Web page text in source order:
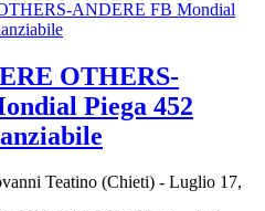
OTHERS-
Piega 452
Teatino (Chieti) - Luglio 17,